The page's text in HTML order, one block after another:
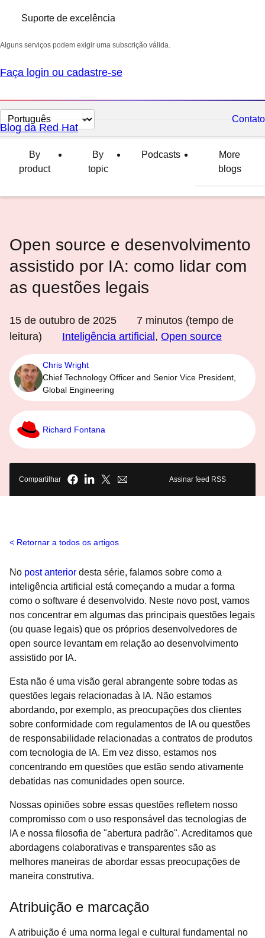
Suporte de excelência
Alguns serviços podem exigir uma subscrição válida.
Faça login ou cadastre-se
Selecionar
idioma
Contato
Blog da Red Hat
By
product
By
topic
Podcasts
More
blogs
Open source e desenvolvimento
assistido por IA: como lidar com
as questões legais
15 de outubro de 2025 7 minutos (tempo de
leitura)
Inteligência artificial , Open source
Chris Wright
Chief Technology Officer and Senior Vice President,
Global Engineering
Richard Fontana
Compartilhar Assinar feed RSS
Retornar a todos os artigos
No post anterior desta série, falamos sobre como a
inteligência artificial está começando a mudar a forma
como o software é desenvolvido. Neste novo post, vamos
nos concentrar em algumas das principais questões legais
(ou quase legais) que os próprios desenvolvedores de
open source levantam em relação ao desenvolvimento
assistido por IA.
Esta não é uma visão geral abrangente sobre todas as
questões legais relacionadas à IA. Não estamos
abordando, por exemplo, as preocupações dos clientes
sobre conformidade com regulamentos de IA ou questões
de responsabilidade relacionadas a contratos de produtos
com tecnologia de IA. Em vez disso, estamos nos
concentrando em questões que estão sendo ativamente
debatidas nas comunidades open source.
Nossas opiniões sobre essas questões refletem nosso
compromisso com o uso responsável das tecnologias de
IA e nossa filosofia de "abertura padrão". Acreditamos que
abordagens colaborativas e transparentes são as
melhores maneiras de abordar essas preocupações de
maneira construtiva.
Atribuição e marcação
A atribuição é uma norma legal e cultural fundamental no